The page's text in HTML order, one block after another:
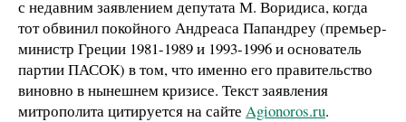
с недавним заявлением депутата М. Воридиса, когда
тот обвинил покойного Андреаса Папандреу (премьер-
министр Греции 1981-1989 и 1993-1996 и основатель
партии ПАСОК) в том, что именно его правительство
виновно в нынешнем кризисе. Текст заявления
митрополита цитируется на сайте Agionoros.ru.